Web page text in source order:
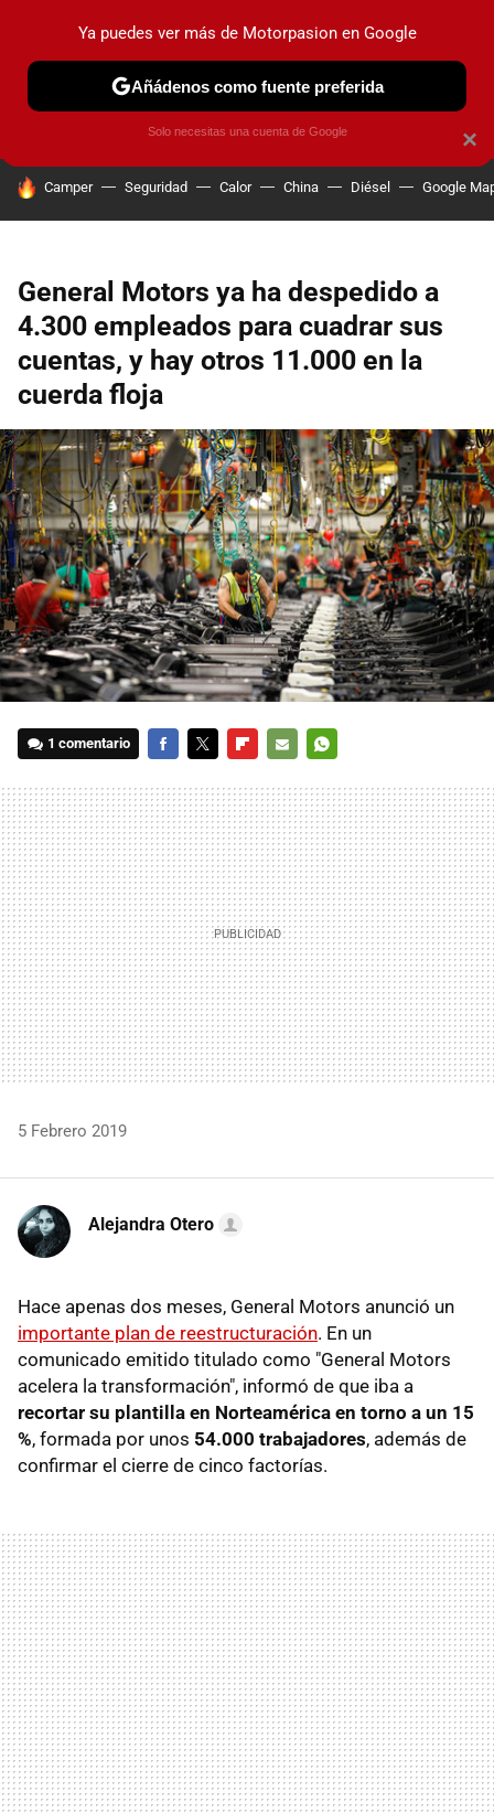
PRUEBAS COCHES ELÉCTRICOS OBSERVATORIO
HOY SE HABLA DE
Camper Seguridad Calor China Diésel Google
General Motors ya ha despedido a
4.300 empleados para cuadrar sus
cuentas, y hay otros 11.000 en la
cuerda floja
1 comentario
MAIL
5 Febrero 2019
Alejandra Otero
Hace apenas dos meses, General Motors anunció un
importante plan de reestructuración. En un
comunicado emitido titulado como "General Motors
acelera la transformación", informó de que iba a
recortar su plantilla en Norteamérica en torno a un 15
%, formada por unos 54.000 trabajadores, además de
confirmar el cierre de cinco factorías.
×
Ya puedes ver más de Motorpasion en Google
Añádenos como fuente preferida
Solo necesitas una cuenta de Google